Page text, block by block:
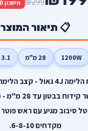
חיסכון ₪100
📋 תיאור המוצר
1200W 28 מ"מ 3.1 ק"ג
מקדחים 6-8-10.